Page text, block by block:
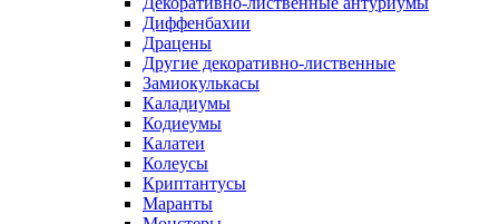
Диффенбахии
Драцены
Другие декоративно-лиственные
Замиокулькасы
Каладиумы
Кодиеумы
Калатеи
Колеусы
Криптантусы
Маранты